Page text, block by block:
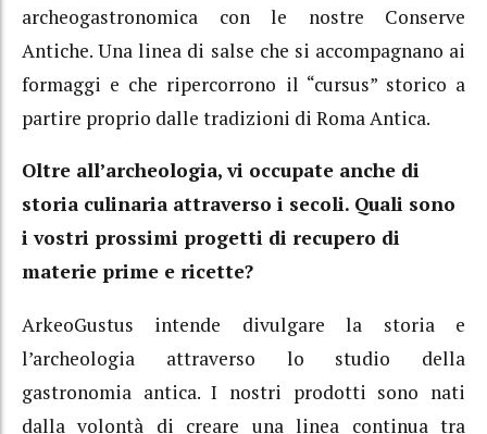
archeogastronomica con le nostre Conserve
Antiche. Una linea di salse che si accompagnano ai
formaggi e che ripercorrono il “cursus” storico a
partire proprio dalle tradizioni di Roma Antica.
Oltre all’archeologia, vi occupate anche di
storia culinaria attraverso i secoli. Quali sono
i vostri prossimi progetti di recupero di
materie prime e ricette?
ArkeoGustus intende divulgare la storia e
l’archeologia attraverso lo studio della
gastronomia antica. I nostri prodotti sono nati
dalla volontà di creare una linea continua tra